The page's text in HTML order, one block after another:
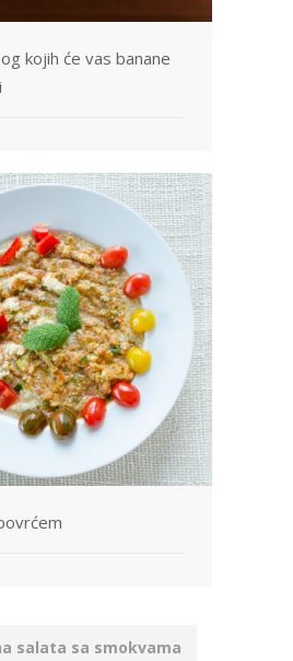
kojih će vas banane
salata sa smokvama